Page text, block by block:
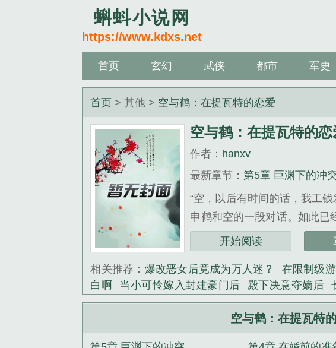
蝌蚪小说网
https://www.kdxs.net
首页 玄幻 武侠 都市 军史
首页 > 其他 > 空与鹤：在提瓦特的恋爱
空与鹤：在提瓦特的恋
作者： hanxv
最新章节：第5章 巨渊下的冲
“空，以后有时间的话，我工
申鹤和空的一段对话。如此已
发旅者初遇。那次在山上看到
逐渐开始回到了璃月港，也和
心中那个金色的身影总是浮现
挂，白发仙子简单穿上一件睡
开始阅读
相关推荐： 爆改恶女后竟成为万人迷？ 在限制级
白啊
当小可怜嫁入封建豪门后 殿下决意夺嫡后
后 她黑马甲还没爆完，全世界都跪了 对自己性
被疯批们盯上的漂亮猎物[重生]
空与鹤：在提瓦特